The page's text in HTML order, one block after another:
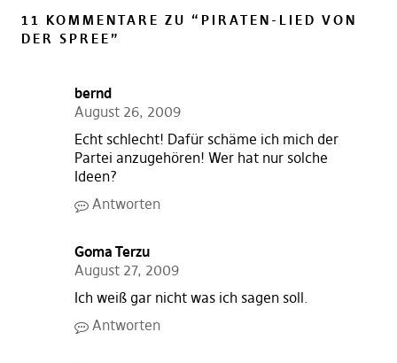
11 KOMMENTARE ZU “ PIRATEN-LIED VON
DER SPREE”
bernd
August 26, 2009
Echt schlecht! Dafür schäme ich mich der
Partei anzugehören! Wer hat nur solche
Ideen?
Antworten
Goma Terzu
August 27, 2009
Ich weiß gar nicht was ich sagen soll.
Antworten